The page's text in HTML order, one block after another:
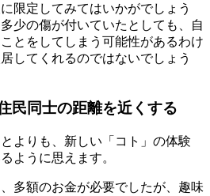
限定してみてはいかがでしょう
少の傷が付いていたとしても、自
とをしてしまう可能性があるわけ
してくれるのではないでしょう
民同士の距離を近くする
よりも、新しい「コト」の体験
ように思えます。
多額のお金が必要でしたが、趣味